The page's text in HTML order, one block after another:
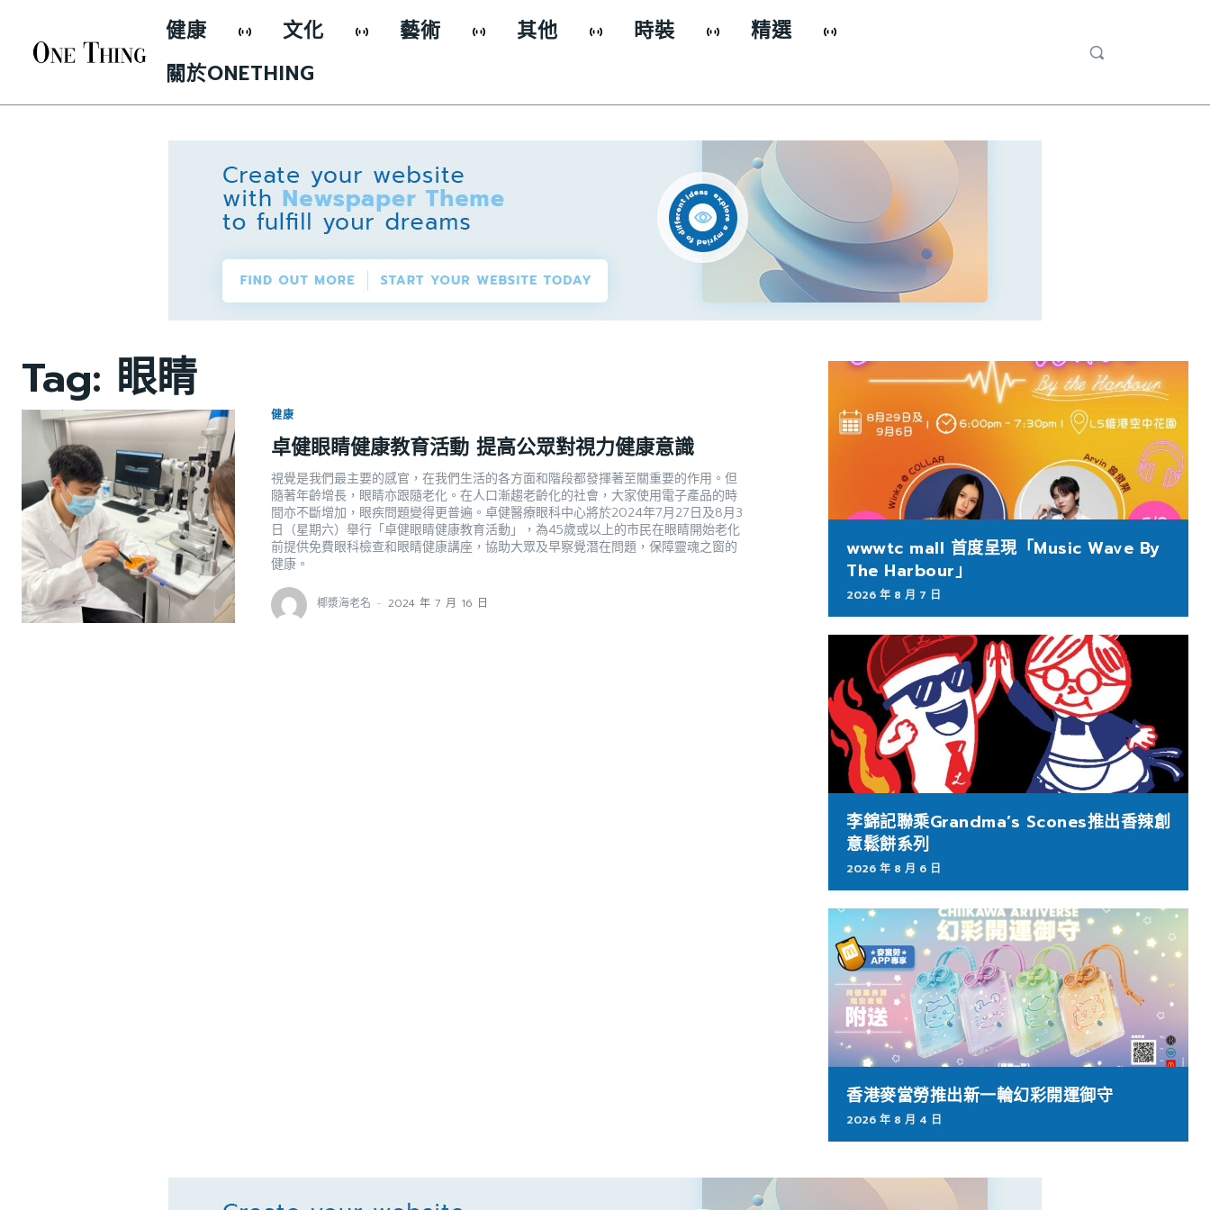
健康 文化 藝術 其他 時裝
精選
關於ONETHING
Tag: 眼睛
健康
卓健眼睛健康教育活動 提高公眾對視力健康意識
視覺是我們最主要的感官，在我們生活的各方面和階段都發揮著至關重要的作用。但
隨著年齡增長，眼睛亦跟隨老化。在人口漸趨老齡化的社會，大家使用電子產品的時
間亦不斷增加，眼疾問題變得更普遍。卓健醫療眼科中心將於2024年7月27日及8月3
日（星期六）舉行「卓健眼睛健康教育活動」，為45歲或以上的市民在眼睛開始老化
前提供免費眼科檢查和眼睛健康講座，協助大眾及早察覺潛在問題，保障靈魂之窗的
健康。
椰漿海老名 - 2024 年 7 月 16 日
wwwtc mall 首度呈現「Music Wave By
The Harbour」
2026 年 8 月 7 日
李錦記聯乘Grandma’s Scones推出香辣創
意鬆餅系列
2026 年 8 月 6 日
香港麥當勞推出新一輪幻彩開運御守
2026 年 8 月 4 日